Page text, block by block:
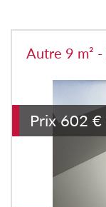
Autre 9 m²
Prix602 €